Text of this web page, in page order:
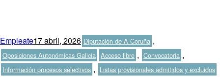
Autor
EmpleatePublicado
el
17 abril, 2026Categorías
Diputación de A Coruña ,
Oposiciones Autonómicas Galicia Etiquetas
Acceso libre , Convocatoria ,
Información procesos selectivos , Listas provisionales admitidos y excluidos